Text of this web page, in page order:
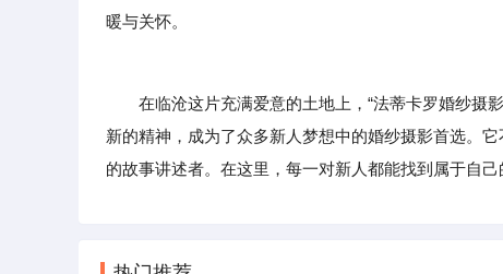
暖与关怀。
在临沧这片充满爱意的土地上，“法蒂卡罗婚纱摄影
新的精神，成为了众多新人梦想中的婚纱摄影首选。
的故事讲述者。在这里，每一对新人都能找到属于自己